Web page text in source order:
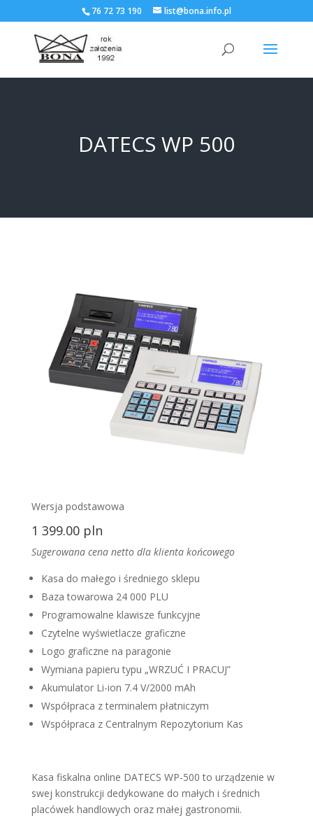
76 72 73 190 list@bona.info.pl
DATECS WP 500
Wersja podstawowa
1 399.00 pln
Sugerowana cena netto dla klienta końcowego
Kasa do małego i średniego sklepu
Baza towarowa 24 000 PLU
Programowalne klawisze funkcyjne
Czytelne wyświetlacze graficzne
Logo graficzne na paragonie
Wymiana papieru typu „WRZUĆ I PRACUJ”
Akumulator Li-ion 7.4 V/2000 mAh
Współpraca z terminalem płatniczym
Współpraca z Centralnym Repozytorium Kas
Kasa fiskalna online DATECS WP-500 to urządzenie w
swej konstrukcji dedykowane do małych i średnich
placówek handlowych oraz małej gastronomii.